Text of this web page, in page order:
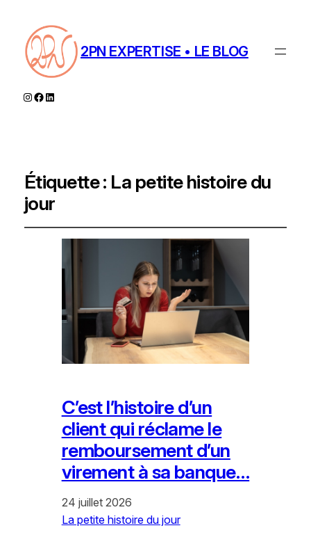
2PN EXPERTISE • LE BLOG
Instagram
Facebook
LinkedIn
Étiquette : La petite histoire du
jour
C’est l’histoire d’un
client qui réclame le
remboursement d’un
virement à sa banque…
24 juillet 2026
La petite histoire du jour